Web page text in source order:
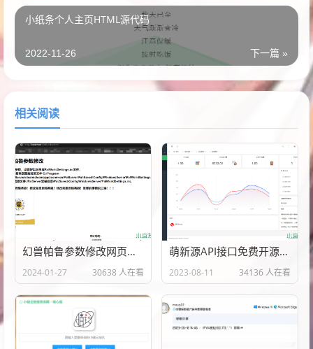
小纸条个人主页HTML源代码
下一篇 »
2022-11-26
相关阅读
幻兽帕鲁参数修改网页源代码
2024-01-27 30638 人在看
萌新源API接口免费开源管理程序源码
2023-08-11 34136 人在看